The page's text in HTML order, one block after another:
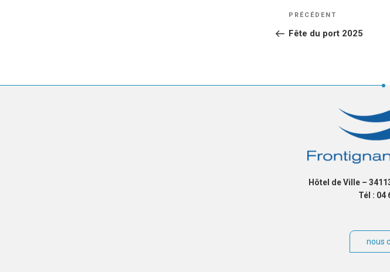
NAVIGATION
DE
Article
PRÉCÉDENT
Fête du port 2025
Hôtel de Ville –
Tél : 04
nous